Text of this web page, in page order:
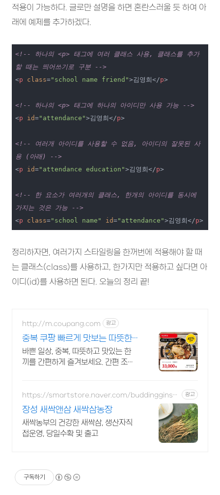
적용이 가능하다. 글로만 설명을 하면 혼란스러울 듯 하여 아
래에 예제를 추가하겠다.
<!-- 하나의 <p> 태그에 여러 클래스 사용, 클래스를 추가
할 때는 띄어쓰기로 구분 -->
<p class="school name friend">김영희</p>
<!-- 하나의 <p> 태그에 하나의 아이디만 사용 가능 -->
<p id="attendance">김영희</p>
<!-- 여러개 아이디를 사용할 수 없음, 아이디의 잘못된 사
용 (아래) -->
<p id="attendance education">김영희</p>
<!-- 한 요소가 여러개의 클래스, 한개의 아이디를 동시에
가지는 것은 가능 -->
<p class="school name" id="attendance">김영희</p>
정리하자면, 여러가지 스타일링을 한꺼번에 적용해야 할 때
는 클래스(class)를 사용하고, 한가지만 적용하고 싶다면 아
이디(id)를 사용하면 된다. 오늘의 정리 끝!
http://m.coupang.com 광고
중복 쿠팡 빠르게 맛보는 따뜻한
국물
바쁜 일상, 중복, 따뜻하고 맛있는 한
끼를 간편하게 즐겨보세요. 간편 조리
https://smartstore.naver.com/buddingginse
광고
장성 새싹앤삼 새싹삼농장
새싹농부의 건강한 새싹삼, 생산자직
접운영, 당일수확 및 출고
구독하기